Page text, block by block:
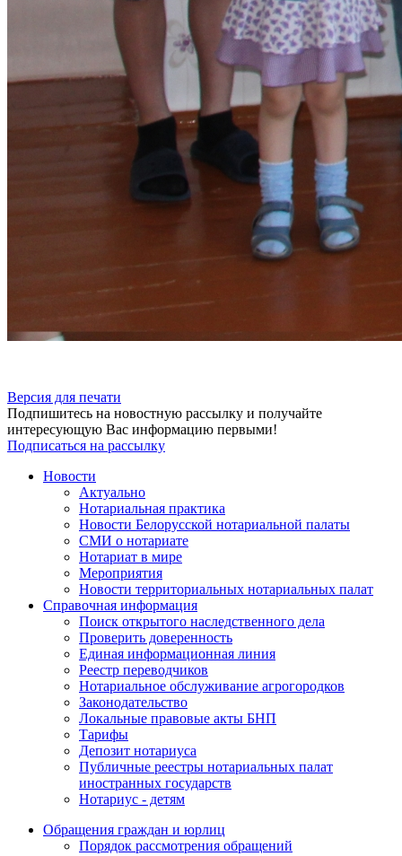
Версия для печати
Подпишитесь на новостную рассылку и получайте
интересующую Вас информацию первыми!
Подписаться на рассылку
Новости
Актуально
Нотариальная практика
Новости Белорусской нотариальной палаты
СМИ о нотариате
Нотариат в мире
Мероприятия
Новости территориальных нотариальных палат
Справочная информация
Поиск открытого наследственного дела
Проверить доверенность
Единая информационная линия
Реестр переводчиков
Нотариальное обслуживание агрогородков
Законодательство
Локальные правовые акты БНП
Тарифы
Депозит нотариуса
Публичные реестры нотариальных палат
иностранных государств
Нотариус - детям
Обращения граждан и юрлиц
Порядок рассмотрения обращений